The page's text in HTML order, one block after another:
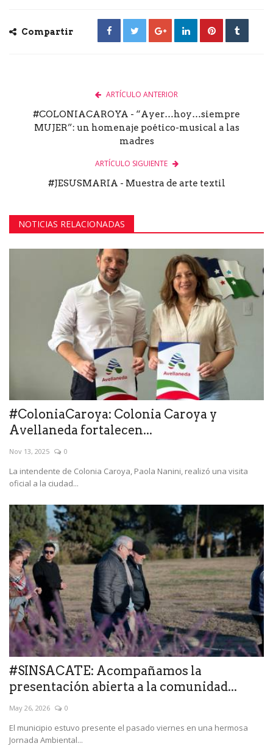
Compartir
ARTÍCULO ANTERIOR
#COLONIACAROYA - “Ayer…hoy…siempre
MUJER”: un homenaje poético-musical a las
madres
ARTÍCULO SIGUIENTE
#JESUSMARIA - Muestra de arte textil
NOTICIAS RELACIONADAS
#ColoniaCaroya: Colonia Caroya y
Avellaneda fortalecen...
Nov 13, 2025 0
La intendente de Colonia Caroya, Paola Nanini, realizó una visita
oficial a la ciudad...
#SINSACATE: Acompañamos la
presentación abierta a la comunidad...
May 26, 2026 0
El municipio estuvo presente el pasado viernes en una hermosa
Jornada Ambiental...